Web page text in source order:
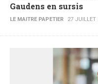
Gaudens en sursis
LE MAITRE PAPETIER 27 JUILLET